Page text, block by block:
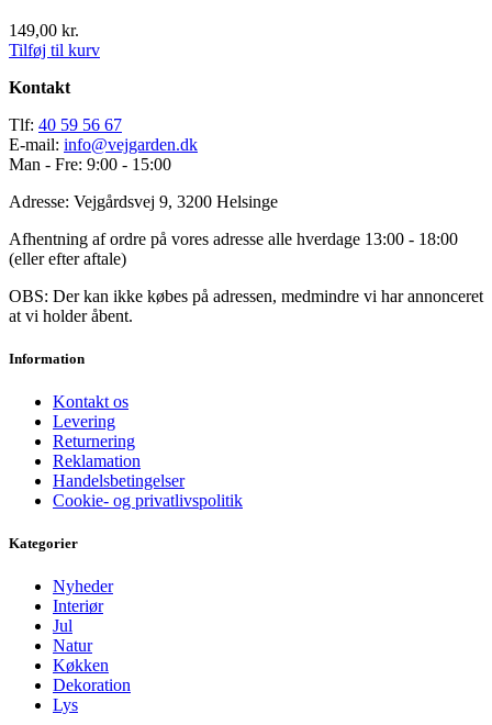
149,00 kr.
Tilføj til kurv
Kontakt
Tlf: 40 59 56 67
E-mail: info@vejgarden.dk
Man - Fre: 9:00 - 15:00
Adresse: Vejgårdsvej 9, 3200 Helsinge
Afhentning af ordre på vores adresse alle hverdage 13:00 - 18:00
(eller efter aftale)
OBS: Der kan ikke købes på adressen, medmindre vi har annonceret
at vi holder åbent.
Information
Kontakt os
Levering
Returnering
Reklamation
Handelsbetingelser
Cookie- og privatlivspolitik
Kategorier
Nyheder
Interiør
Jul
Natur
Køkken
Dekoration
Lys